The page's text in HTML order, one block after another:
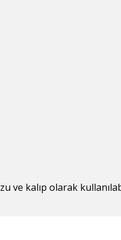
ve kalıp olarak